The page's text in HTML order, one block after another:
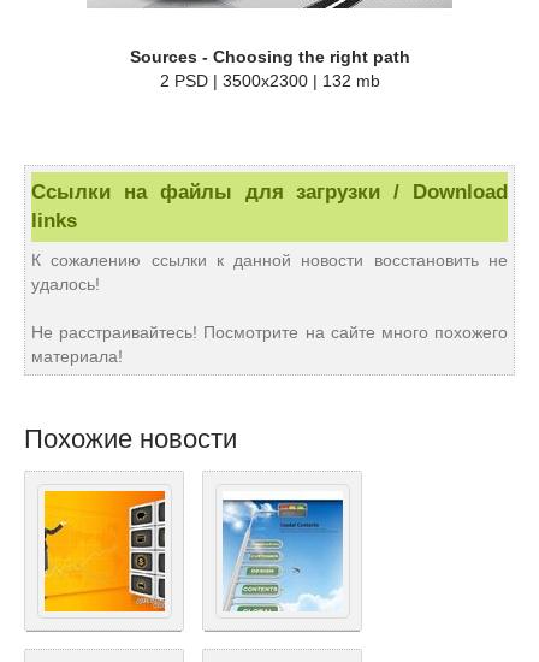
Sources - Choosing the right path
2 PSD | 3500x2300 | 132 mb
Ссылки на файлы для загрузки / Download
links
К сожалению ссылки к данной новости восстановить не
удалось!
Не расстраивайтесь! Посмотрите на сайте много похожего
материала!
Похожие новости